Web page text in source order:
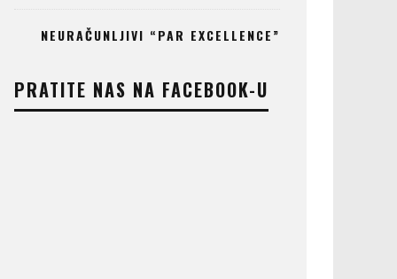
NEURAČUNLJIVI “PAR EXCELLENCE”
PRATITE NAS NA FACEBOOK-U